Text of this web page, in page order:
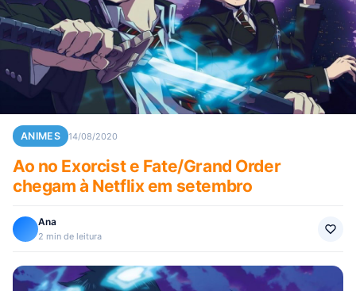
ANIMES 14/08/2020
Ao no Exorcist e Fate/Grand Order
chegam à Netflix em setembro
Ana
2 min de leitura